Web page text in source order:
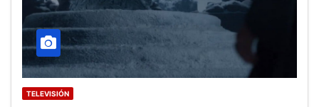
TELEVISIÓN